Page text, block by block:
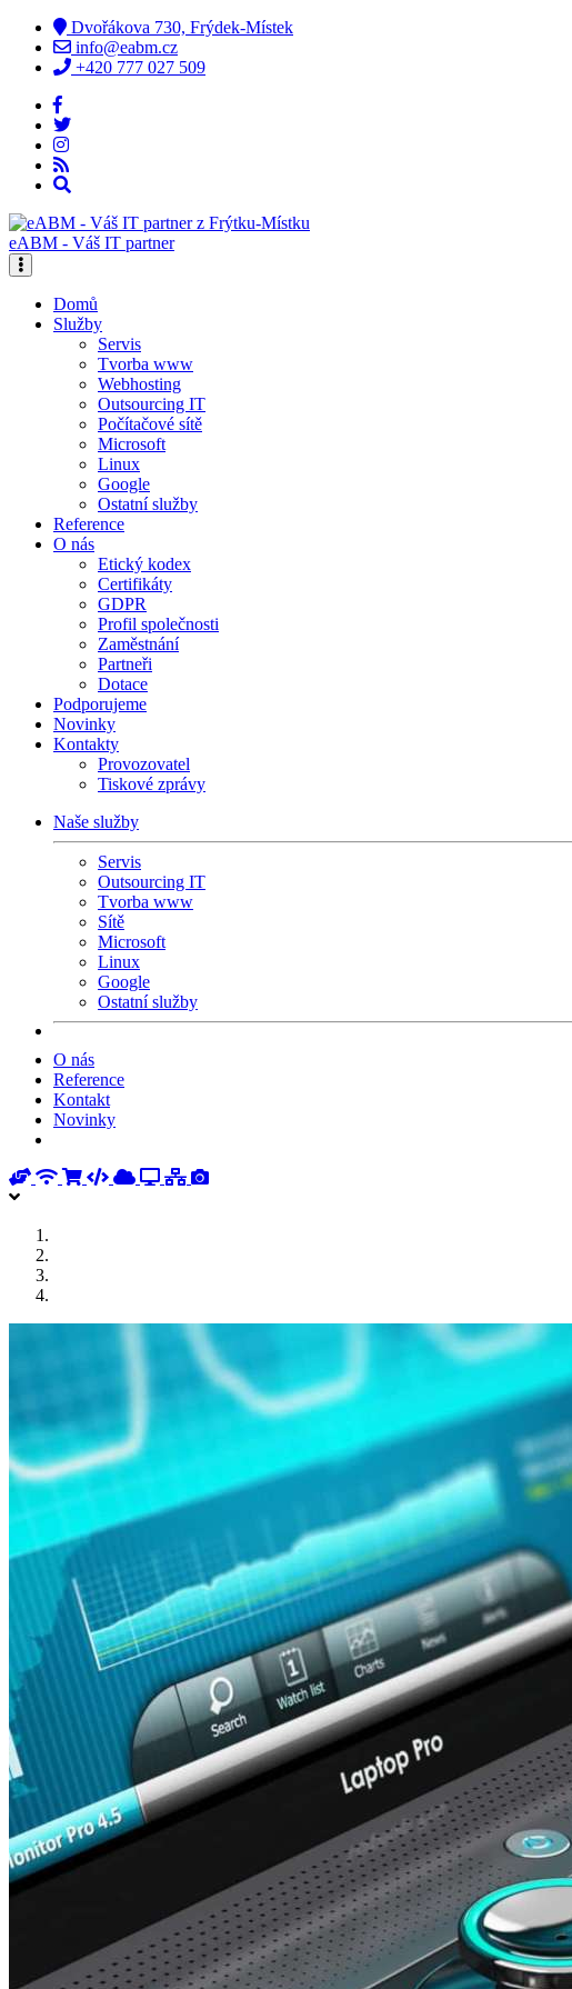
Dvořákova 730, Frýdek-Místek
info@eabm.cz
+420 777 027 509
eABM - Váš IT partner
Domů
Služby
Servis
Tvorba www
Webhosting
Outsourcing IT
Počítačové sítě
Microsoft
Linux
Google
Ostatní služby
Reference
O nás
Etický kodex
Certifikáty
GDPR
Profil společnosti
Zaměstnání
Partneři
Dotace
Podporujeme
Novinky
Kontakty
Provozovatel
Tiskové zprávy
Naše služby
Servis
Outsourcing IT
Tvorba www
Sítě
Microsoft
Linux
Google
Ostatní služby
O nás
Reference
Kontakt
Novinky